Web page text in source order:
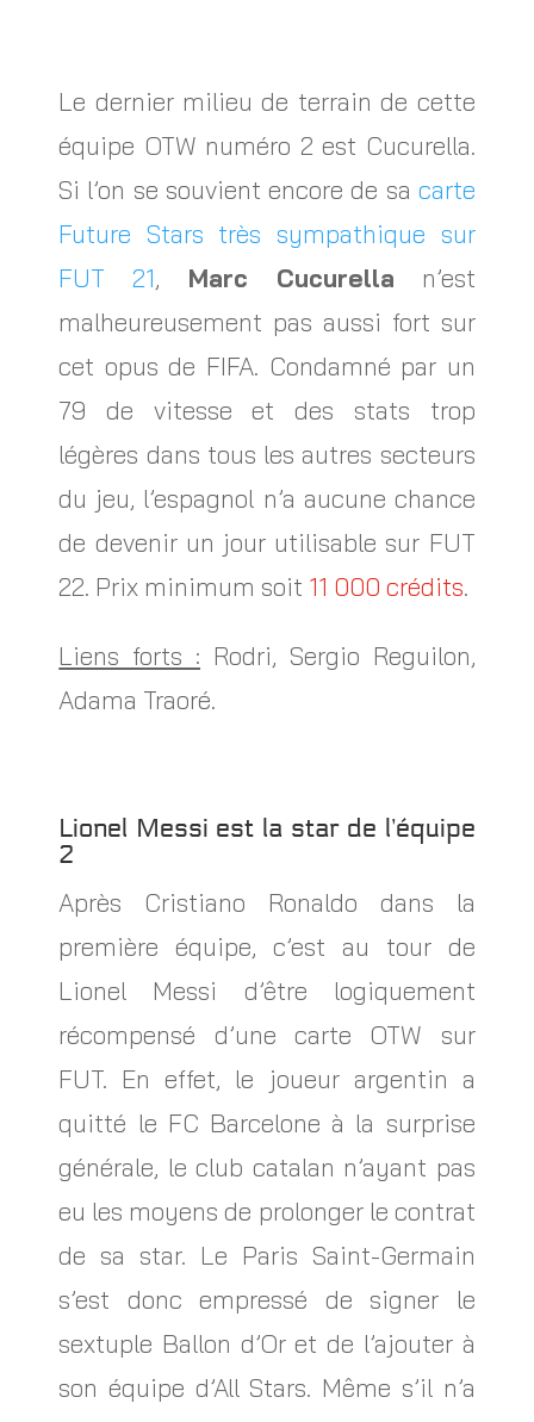
Le dernier milieu de terrain de cette
équipe OTW numéro 2 est Cucurella.
Si l’on se souvient encore de sa carte
Future Stars très sympathique sur
FUT 21, Marc Cucurella n’est
malheureusement pas aussi fort sur
cet opus de FIFA. Condamné par un
79 de vitesse et des stats trop
légères dans tous les autres secteurs
du jeu, l’espagnol n’a aucune chance
de devenir un jour utilisable sur FUT
22. Prix minimum soit 11 000 crédits.
Liens forts : Rodri, Sergio Reguilon,
Adama Traoré.
Lionel Messi est la star de l’équipe
2
Après Cristiano Ronaldo dans la
première équipe, c’est au tour de
Lionel Messi d’être logiquement
récompensé d’une carte OTW sur
FUT. En effet, le joueur argentin a
quitté le FC Barcelone à la surprise
générale, le club catalan n’ayant pas
eu les moyens de prolonger le contrat
de sa star. Le Paris Saint-Germain
s’est donc empressé de signer le
sextuple Ballon d’Or et de l’ajouter à
son équipe d’All Stars. Même s’il n’a